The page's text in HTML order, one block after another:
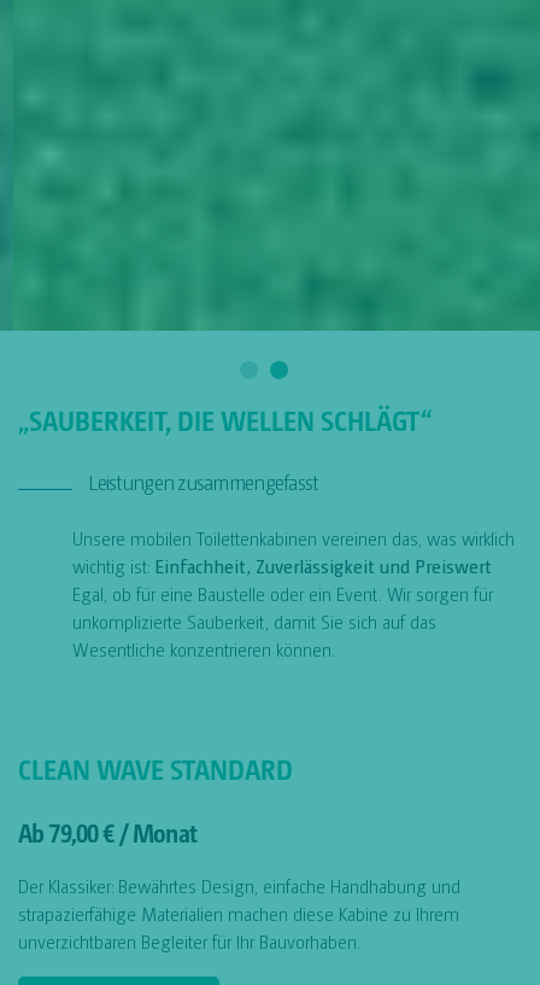
„SAUBERKEIT, DIE WELLEN SCHLÄGT“
Leistungen zusammengefasst
Unsere mobilen Toilettenkabinen vereinen das, was wirklich
wichtig ist: Einfachheit, Zuverlässigkeit und Preiswert
Egal, ob für eine Baustelle oder ein Event. Wir sorgen für
unkomplizierte Sauberkeit, damit Sie sich auf das
Wesentliche konzentrieren können.
CLEAN WAVE STANDARD
Ab 79,00 € / Monat
Der Klassiker: Bewährtes Design, einfache Handhabung und
strapazierfähige Materialien machen diese Kabine zu Ihrem
unverzichtbaren Begleiter für Ihr Bauvorhaben.